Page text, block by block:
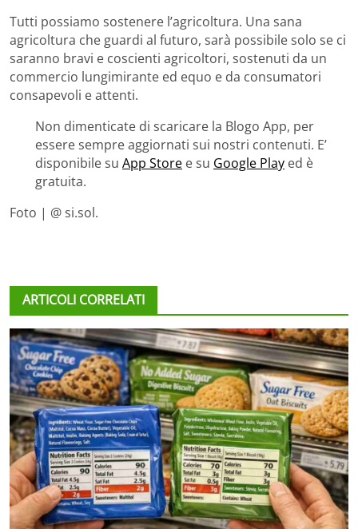
Tutti possiamo sostenere l’agricoltura. Una sana
agricoltura che guardi al futuro, sarà possibile solo se ci
saranno bravi e coscienti agricoltori, sostenuti da un
commercio lungimirante ed equo e da consumatori
consapevoli e attenti.
Non dimenticate di scaricare la Blogo App, per
essere sempre aggiornati sui nostri contenuti. E’
disponibile su App Store e su Google Play ed è
gratuita.
Foto | @ si.sol.
ARTICOLI CORRELATI